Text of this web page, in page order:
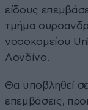
είδους
τμήμα
νοσοκομείου
Λονδίνο.
Θα υποβληθεί σε
επεμβάσεις,